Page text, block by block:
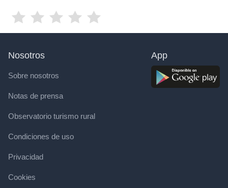
Nosotros
Sobre nosotros
Notas de prensa
Observatorio turismo rural
Condiciones de uso
Privacidad
Cookies
App